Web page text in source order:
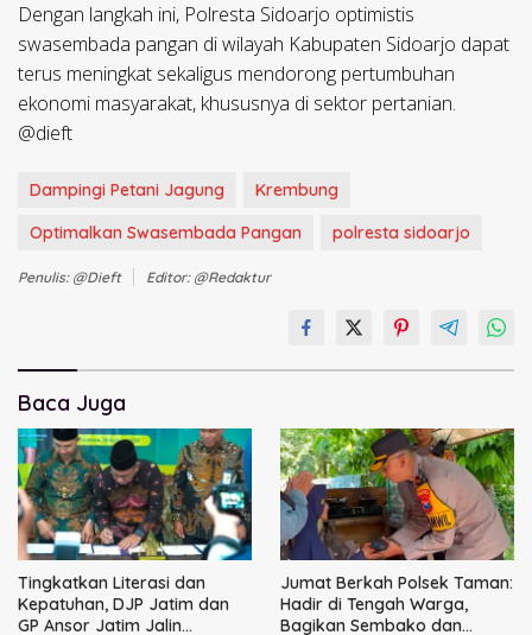
Dengan langkah ini, Polresta Sidoarjo optimistis
swasembada pangan di wilayah Kabupaten Sidoarjo dapat
terus meningkat sekaligus mendorong pertumbuhan
ekonomi masyarakat, khususnya di sektor pertanian.
@dieft
Dampingi Petani Jagung
Krembung
Optimalkan Swasembada Pangan
polresta sidoarjo
Penulis: @dieft Editor: @redaktur
Baca Juga
Tingkatkan Literasi dan
Kepatuhan, DJP Jatim dan
GP Ansor Jatim Jalin
Jumat Berkah Polsek Taman:
Hadir di Tengah Warga,
Bagikan Sembako dan